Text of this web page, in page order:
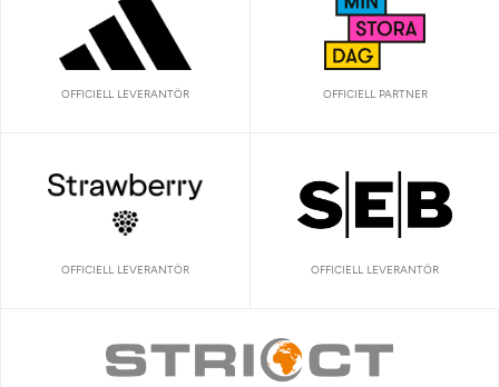
OFFICIELL LEVERANTÖR OFFICIELL PARTNER
OFFICIELL LEVERANTÖR OFFICIELL LEVERANTÖR